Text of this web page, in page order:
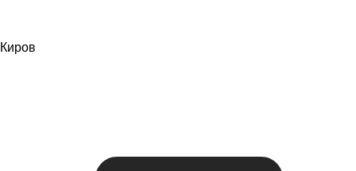
Киров